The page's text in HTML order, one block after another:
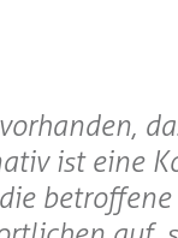
ist eine